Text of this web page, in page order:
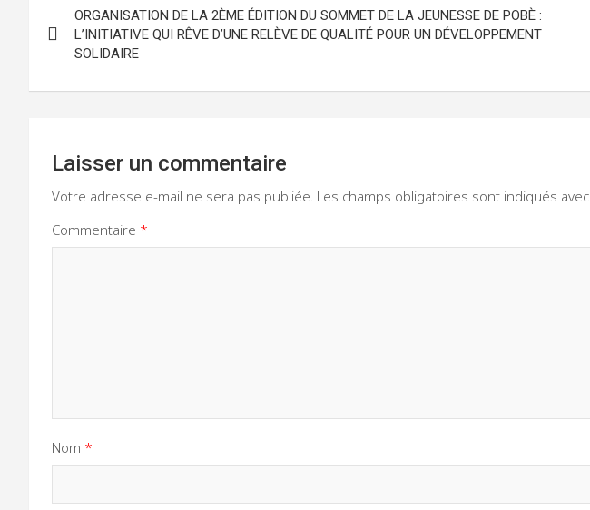
de
ORGANISATION DE LA 2ÈME ÉDITION DU SOMMET DE LA JEUNESSE DE POBÈ :
L’INITIATIVE QUI RÊVE D’UNE RELÈVE DE QUALITÉ POUR UN DÉVELOPPEMENT
SOLIDAIRE
Laisser un commentaire
Votre adresse e-mail ne sera pas publiée. Les champs obligatoires sont indiqués avec
Commentaire *
Nom *